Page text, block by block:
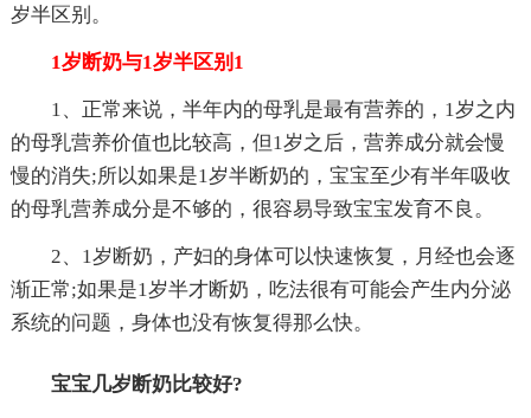
岁半区别。
1岁断奶与1岁半区别1
1、正常来说，半年内的母乳是最有营养的，1岁之内
的母乳营养价值也比较高，但1岁之后，营养成分就会慢
慢的消失;所以如果是1岁半断奶的，宝宝至少有半年吸收
的母乳营养成分是不够的，很容易导致宝宝发育不良。
2、1岁断奶，产妇的身体可以快速恢复，月经也会逐
渐正常;如果是1岁半才断奶，吃法很有可能会产生内分泌
系统的问题，身体也没有恢复得那么快。
宝宝几岁断奶比较好?